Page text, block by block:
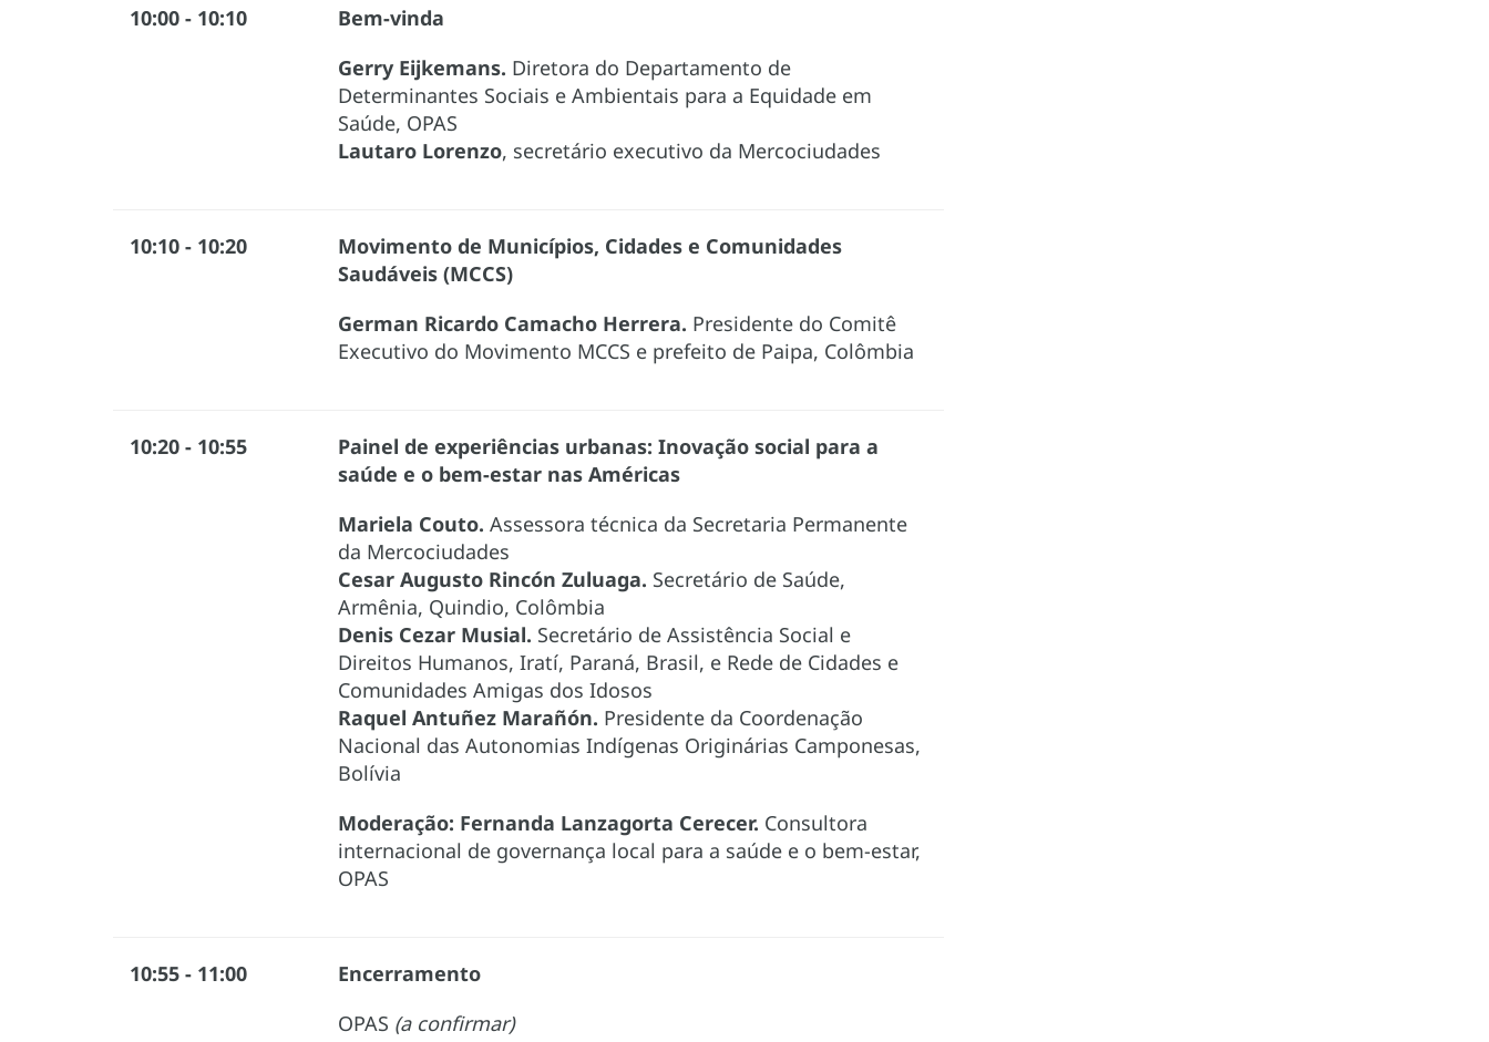
10:00 - 10:10
Bem-vinda
Gerry Eijkemans. Diretora do Departamento de
Determinantes Sociais e Ambientais para a Equidade em
Saúde, OPAS
Lautaro Lorenzo, secretário executivo da Mercociudades
10:10 - 10:20
Movimento de Municípios, Cidades e Comunidades
Saudáveis (MCCS)
German Ricardo Camacho Herrera. Presidente do Comitê
Executivo do Movimento MCCS e prefeito de Paipa, Colômbia
10:20 - 10:55
Painel de experiências urbanas: Inovação social para a
saúde e o bem-estar nas Américas
Mariela Couto. Assessora técnica da Secretaria Permanente
da Mercociudades
Cesar Augusto Rincón Zuluaga. Secretário de Saúde,
Armênia, Quindio, Colômbia
Denis Cezar Musial. Secretário de Assistência Social e
Direitos Humanos, Iratí, Paraná, Brasil, e Rede de Cidades e
Comunidades Amigas dos Idosos
Raquel Antuñez Marañón. Presidente da Coordenação
Nacional das Autonomias Indígenas Originárias Camponesas,
Bolívia
Moderação: Fernanda Lanzagorta Cerecer. Consultora
internacional de governança local para a saúde e o bem-estar,
OPAS
10:55 - 11:00
Encerramento
OPAS (a confirmar)